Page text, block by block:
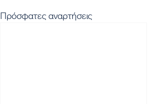
Πρόσφατες αναρτήσεις